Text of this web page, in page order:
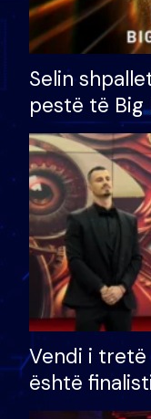
Selin
pestë të Big
çmimin e
Vendi i tretë
është